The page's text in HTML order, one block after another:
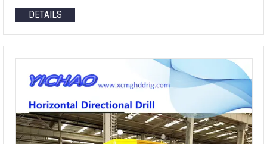
DETAILS